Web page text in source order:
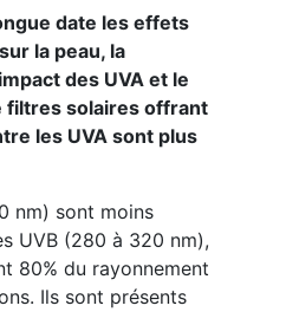
date les effets
la peau, la
des UVA et le
filtres solaires offrant
les UVA sont plus
nm) sont moins
UVB (280 à 320 nm),
80% du rayonnement
Ils sont présents